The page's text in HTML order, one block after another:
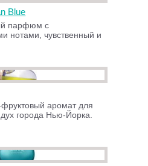
Blue
парфюм с
нотами, чувственный и
аромат для
города Нью-Йорка.